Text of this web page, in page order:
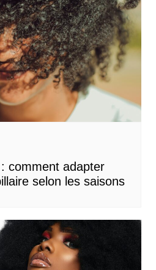
comment adapter
selon les saisons